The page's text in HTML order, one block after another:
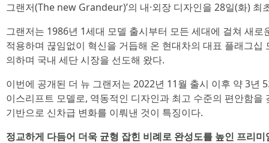
그랜저(The new Grandeur)’의 내·외장 디자인을 28일(화) 최
그랜저는 1986년 1세대 모델 출시부터 모든 세대에 걸쳐 새
적용하며 끊임없이 혁신을 거듭해 온 현대차의 대표 플래그십
의하며 국내 세단 시장을 선도해 왔다.
이번에 공개된 더 뉴 그랜저는 2022년 11월 출시 이후 약 3년
이스리프트 모델로, 역동적인 디자인과 최고 수준의 편안함
기반으로 신차급 변화를 이뤄낸 것이 특징이다.
정교하게 다듬어 더욱 균형 잡힌 비례로 완성도를 높인 프리미